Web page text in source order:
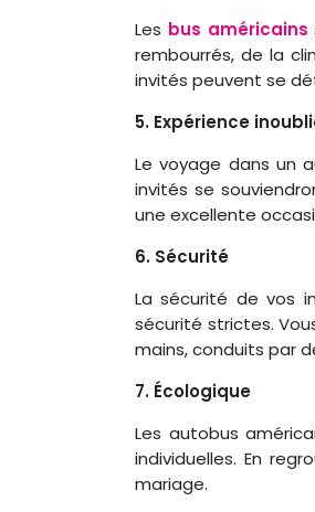
Les bus américains
rembourrés, de la
invités peuvent se
5. Expérience
Le voyage dans un
invités se
une excellente
6. Sécurité
La sécurité de vos
sécurité strictes.
mains, conduits par
7. Écologique
Les autobus
individuelles. En
mariage.